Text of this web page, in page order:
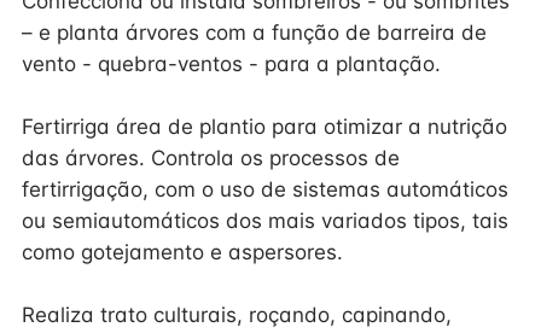
– e planta árvores com a função de barreira de
vento - quebra-ventos - para a plantação.
Fertirriga área de plantio para otimizar a nutrição
das árvores. Controla os processos de
fertirrigação, com o uso de sistemas automáticos
ou semiautomáticos dos mais variados tipos, tais
como gotejamento e aspersores.
Realiza trato culturais, roçando, capinando,